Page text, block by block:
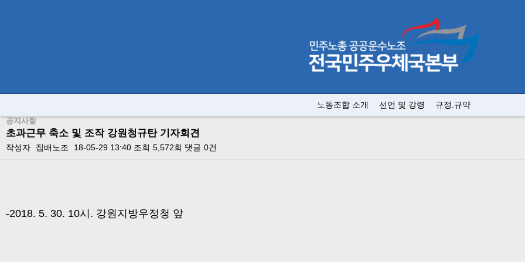
노동조합 소개 선언 및 강령 규정.규약
공지사항
초과근무 축소 및 조작 강원청규탄 기자회견
작성자 집배노조 18-05-29 13:40 조회 5,572회 댓글 0건
-2018. 5. 30. 10시. 강원지방우정청 앞